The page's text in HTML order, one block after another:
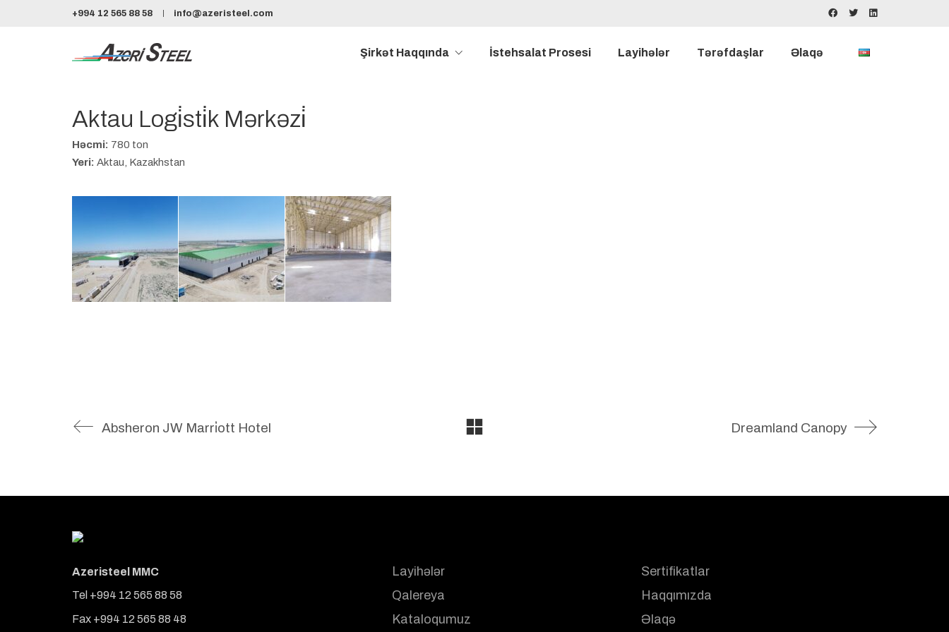
+994 12 565 88 58 info@azeristeel.com
Şirkət Haqqında İstehsalat Prosesi Layihələr Tərəfdaşlar Əlaqə
Aktau Logi̇sti̇k Mərkəzi̇
Həcmi: 780 ton
Yeri: Aktau, Kazakhstan
Absheron JW Marri̇ott Hotel Dreamland Canopy
Azeristeel MMC
Tel +994 12 565 88 58
Fax +994 12 565 88 48
Layihələr
Qalereya
Kataloqumuz
Sertifikatlar
Haqqımızda
Əlaqə